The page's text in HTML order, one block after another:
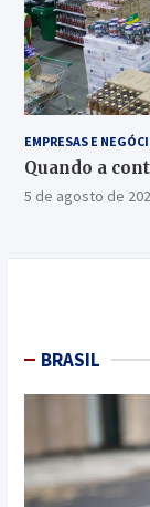
EMPRESAS E
Quando a
5 de agosto de
BRASIL